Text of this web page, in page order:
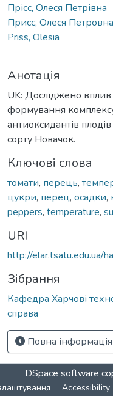
Прісс, Олеся Петрівна
Присс, Олеся Петровна
Priss, Оlesia
Анотація
UK: Досліджено вплив
формування
антиоксидантів
сорту Новачок.
Ключові слова
томати, перець,
цукри, перец, осадки,
pеppеrs, tеmpеraturе,
URI
http://
Зібрання
Кафедра Харчові
справа
Повна
DSpace software
Accessibility